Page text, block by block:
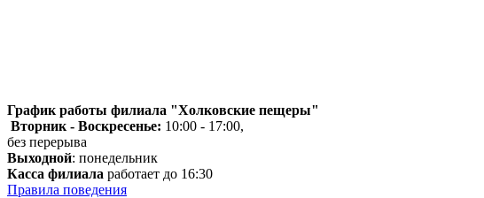
График работы филиала "Холковские пещеры"
Вторник - Воскресенье: 10:00 - 17:00,
без перерыва
Выходной: понедельник
Касса филиала работает до 16:30
Правила поведения